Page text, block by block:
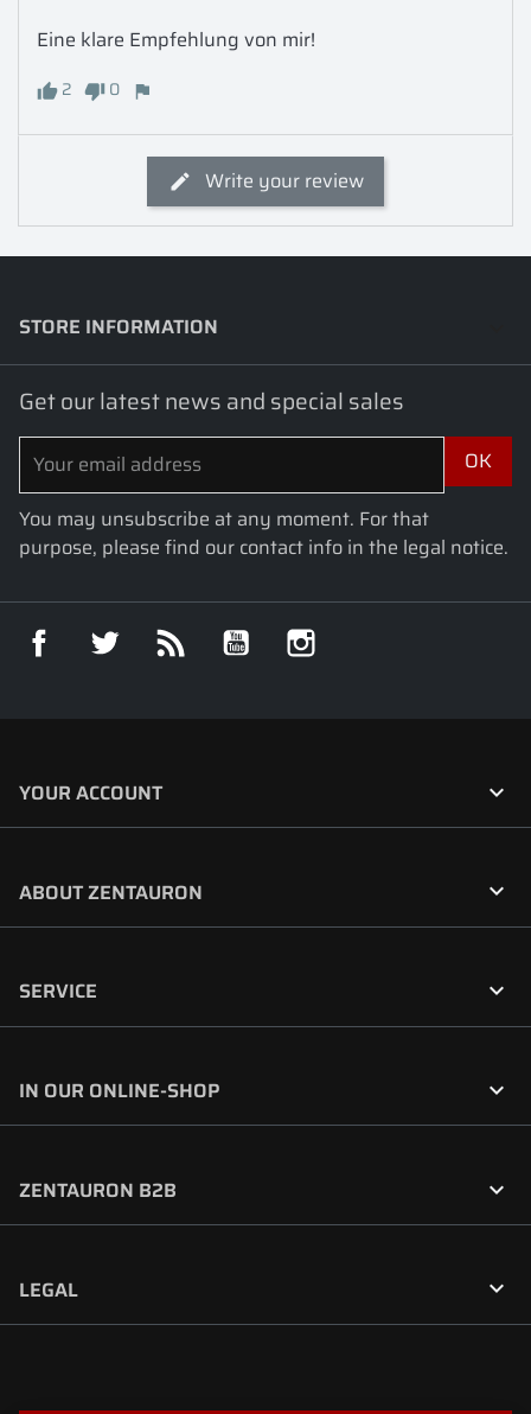
Eine klare Empfehlung von mir!
2 0
Write your review
STORE INFORMATION
Get our latest news and special sales
You may unsubscribe at any moment. For that
purpose, please find our contact info in the legal notice.
Facebook Twitter YouTube
YOUR ACCOUNT 
ABOUT ZENTAURON 
SERVICE 
IN OUR ONLINE-SHOP 
ZENTAURON B2B 
LEGAL 